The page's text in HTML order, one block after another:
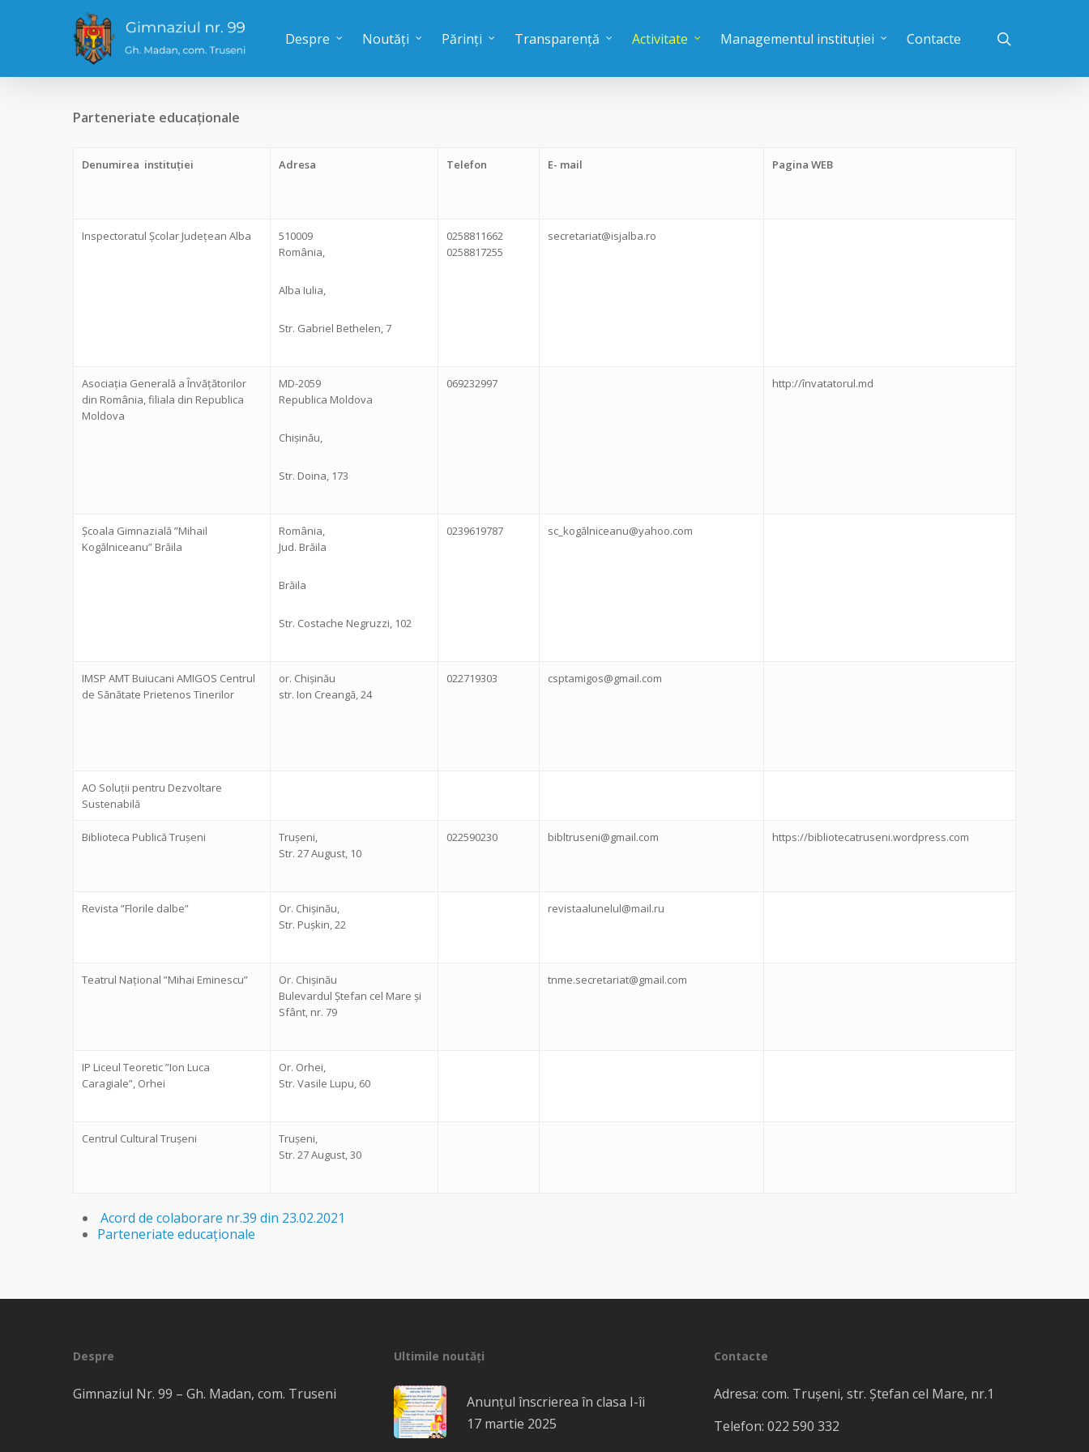
Despre Noutăți Părinți Transparență Activitate Managementul instituției Contacte
Parteneriate educaționale
Denumirea instituției Adresa Telefon E- mail Pagina WEB
Inspectoratul Școlar Județean Alba
510009
România,
Alba Iulia,
Str. Gabriel Bethelen, 7
0258811662
0258817255
secretariat@isjalba.ro
Asociația Generală a Învățătorilor
din România, filiala din Republica
Moldova
MD-2059
Republica Moldova
Chișinău,
Str. Doina, 173
069232997 http://învatatorul.md
Școala Gimnazială ”Mihail
Kogălniceanu” Brăila
România,
Jud. Brăila
Brăila
Str. Costache Negruzzi, 102
0239619787 sc_kogălniceanu@yahoo.com
IMSP AMT Buiucani AMIGOS Centrul
de Sănătate Prietenos Tinerilor
or. Chișinău
str. Ion Creangă, 24
022719303 csptamigos@gmail.com
AO Soluții pentru Dezvoltare
Sustenabilă
Biblioteca Publică Trușeni
Trușeni,
Str. 27 August, 10
022590230 bibltruseni@gmail.com https://bibliotecatruseni.wordpress.com
Revista ”Florile dalbe”
Or. Chișinău,
Str. Pușkin, 22
revistaalunelul@mail.ru
Teatrul Național ”Mihai Eminescu”
Or. Chișinău
Bulevardul Ștefan cel Mare și
Sfânt, nr. 79
tnme.secretariat@gmail.com
IP Liceul Teoretic ”Ion Luca
Caragiale”, Orhei
Or. Orhei,
Str. Vasile Lupu, 60
Centrul Cultural Trușeni
Trușeni,
Str. 27 August, 30
Acord de colaborare nr.39 din 23.02.2021
Parteneriate educaționale
Despre
Gimnaziul Nr. 99 – Gh. Madan, com. Truseni
Ultimile noutăți
Anunțul înscrierea în clasa I-îi
17 martie 2025
Contacte
Adresa: com. Truşeni, str. Ștefan cel Mare, nr.1
Telefon: 022 590 332